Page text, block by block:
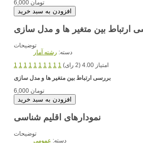
6,000 تومان
ارتباط بین متغیر ها و مدل سازی
توضیحات
دسته: رشته آمار
1 1 1 1 1 1 1 1 1 1
امتیاز 4.00 (2 رای)
بررسی ارتباط بین متغیر ها و مدل سازی
6,000 تومان
نمودارهای اقلیم شناسی
توضیحات
دسته: عمومی